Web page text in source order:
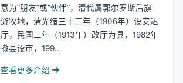
意为“朋友”或“伙伴”，清代属郭尔罗斯后旗
游牧地，清光绪三十二年（1906年）设安达
厅，民国二年（1913年）改厅为县，1982年
撤县设市，199...
查看更多介绍